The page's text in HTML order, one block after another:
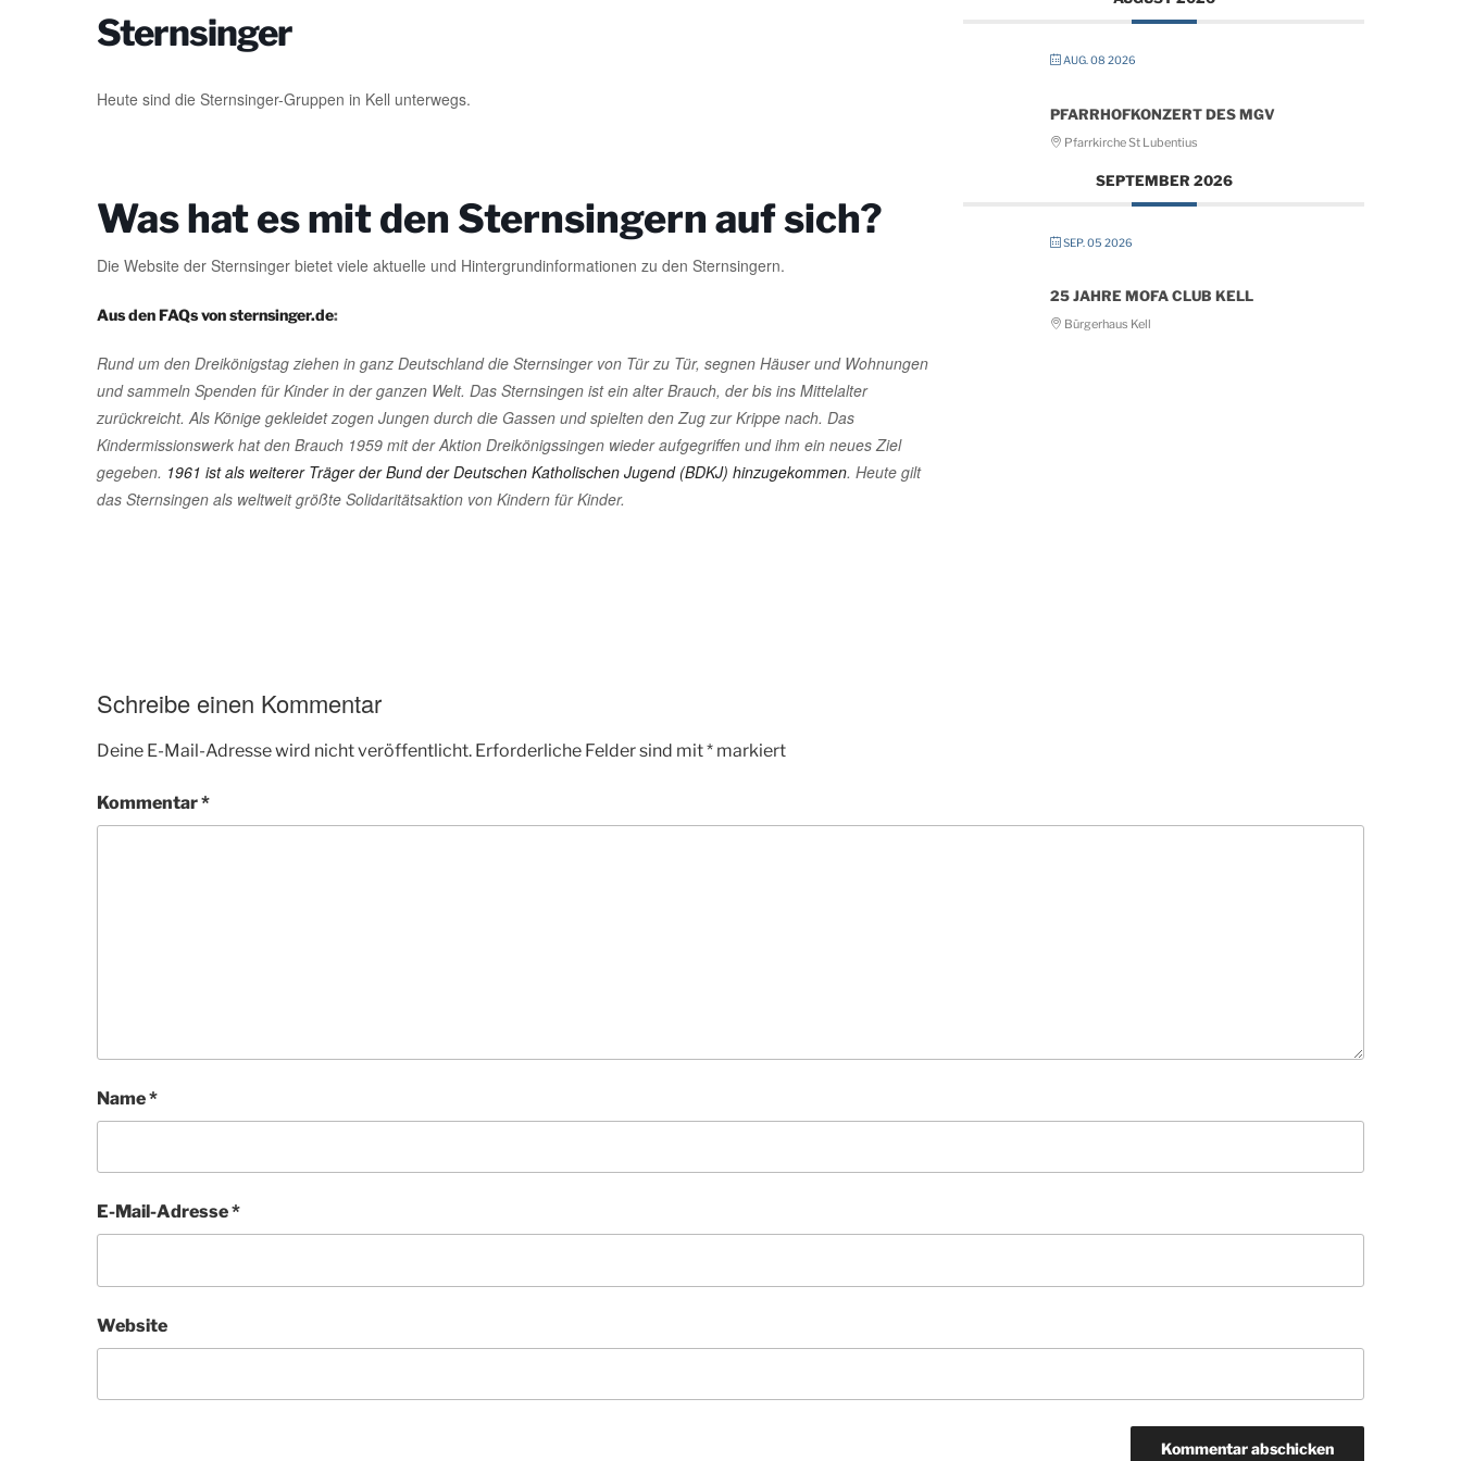
Sternsinger
Heute sind die Sternsinger-Gruppen in Kell unterwegs.
Was hat es mit den Sternsingern auf sich?
Die Website der Sternsinger bietet viele aktuelle und Hintergrundinformationen zu den Sternsingern.
Aus den FAQs von sternsinger.de:
Rund um den Dreikönigstag ziehen in ganz Deutschland die Sternsinger von Tür zu Tür, segnen Häuser und Wohnungen
und sammeln Spenden für Kinder in der ganzen Welt. Das Sternsingen ist ein alter Brauch, der bis ins Mittelalter
zurückreicht. Als Könige gekleidet zogen Jungen durch die Gassen und spielten den Zug zur Krippe nach. Das
Kindermissionswerk hat den Brauch 1959 mit der Aktion Dreikönigssingen wieder aufgegriffen und ihm ein neues Ziel
gegeben. 1961 ist als weiterer Träger der Bund der Deutschen Katholischen Jugend (BDKJ) hinzugekommen. Heute gilt
das Sternsingen als weltweit größte Solidaritätsaktion von Kindern für Kinder.
AUG. 08 2026
PFARRHOFKONZERT DES MGV
Pfarrkirche St Lubentius
SEPTEMBER 2026
SEP. 05 2026
25 JAHRE MOFA CLUB KELL
Bürgerhaus Kell
Schreibe einen Kommentar
Deine E-Mail-Adresse wird nicht veröffentlicht. Erforderliche Felder sind mit* markiert
Kommentar*
Name*
E-Mail-Adresse*
Website